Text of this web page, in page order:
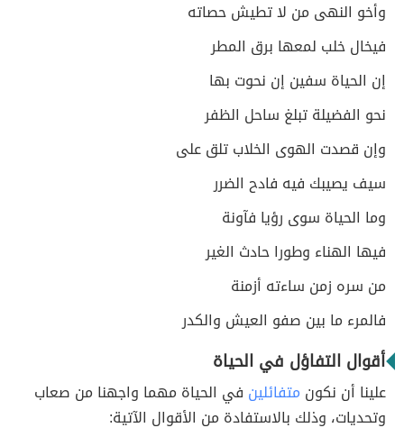
وأخو النهى من لا تطيش حصاته
فيخال خلب لمعها برق المطر
إن الحياة سفين إن نحوت بها
نحو الفضيلة تبلغ ساحل الظفر
وإن قصدت الهوى الخلاب تلق على
سيف يصيبك فيه فادح الضرر
وما الحياة سوى رؤيا فآونة
فيها الهناء وطورا حادث الغير
من سره زمن ساءته أزمنة
فالمرء ما بين صفو العيش والكدر
أقوال التفاؤل في الحياة
علينا أن نكون متفائلين في الحياة مهما واجهنا من صعاب
وتحديات، وذلك بالاستفادة من الأقوال الآتية: